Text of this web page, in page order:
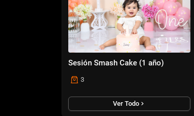
Sesión Smash Cake (1 año)
3
Ver Todo